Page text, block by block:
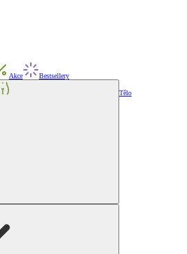
Akce Bestsellery
Tělo